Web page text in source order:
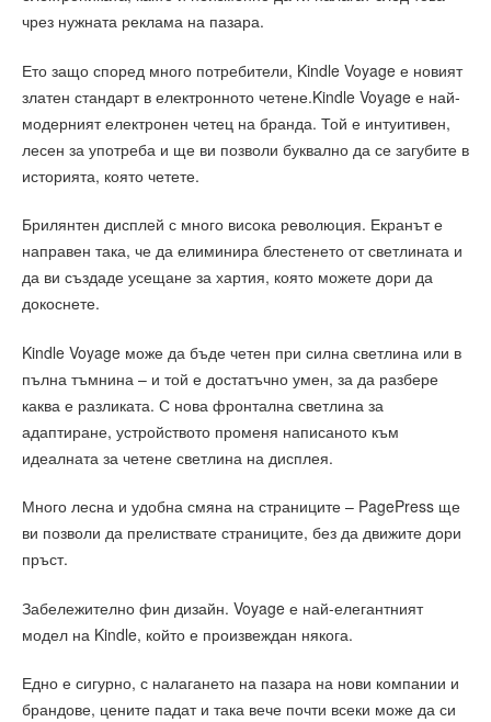
чрез нужната реклама на пазара.
Ето защо според много потребители, Kindle Voyage е новият
златен стандарт в електронното четене.Kindle Voyage е най-
модерният електронен четец на бранда. Той е интуитивен,
лесен за употреба и ще ви позволи буквално да се загубите в
историята, която четете.
Брилянтен дисплей с много висока революция. Екранът е
направен така, че да елиминира блестенето от светлината и
да ви създаде усещане за хартия, която можете дори да
докоснете.
Kindle Voyage може да бъде четен при силна светлина или в
пълна тъмнина – и той е достатъчно умен, за да разбере
каква е разликата. С нова фронтална светлина за
адаптиране, устройството променя написаното към
идеалната за четене светлина на дисплея.
Много лесна и удобна смяна на страниците – PagePress ще
ви позволи да прелиствате страниците, без да движите дори
пръст.
Забележително фин дизайн. Voyage е най-елегантният
модел на Kindle, който е произвеждан някога.
Едно е сигурно, с налагането на пазара на нови компании и
брандове, цените падат и така вече почти всеки може да си